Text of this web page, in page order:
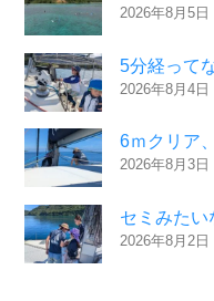
2026年8月5日
5分経って
2026年8月4日
6ｍクリア
2026年8月3日
セミみたい
2026年8月2日